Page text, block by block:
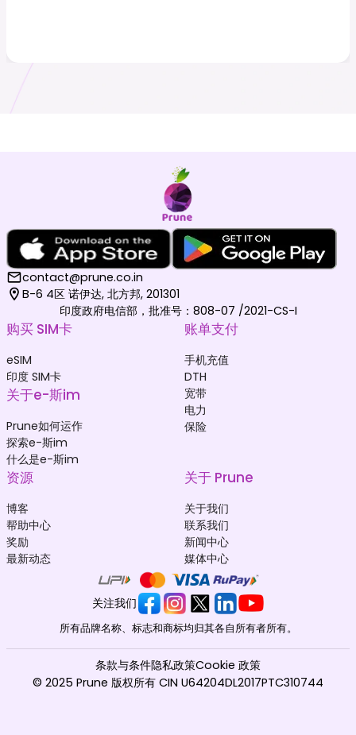
contact@prune.co.in
B-6 4区 诺伊达, 北方邦, 201301
印度政府电信部，批准号：808-07 /2021-CS-I
购买 SIM卡
eSIM
印度 SIM卡
关于e-斯im
Prune如何运作
探索e-斯im
什么是e-斯im
账单支付
手机充值
DTH
宽带
电力
保险
资源
博客
帮助中心
奖励
最新动态
关于 Prune
关于我们
联系我们
新闻中心
媒体中心
关注我们
所有品牌名称、标志和商标均归其各自所有者所有。
© 2025 Prune 版权所有 CIN U64204DL2017PTC310744
条款与条件隐私政策Cookie 政策